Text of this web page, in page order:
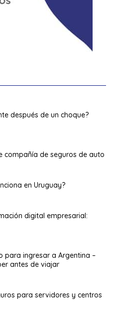
después de un choque?
compañía de seguros de auto
en Uruguay?
digital empresarial:
para ingresar a Argentina –
antes de viajar
para servidores y centros